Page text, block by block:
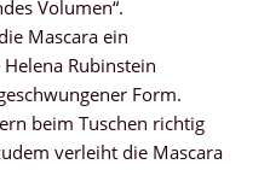
Volumen“.
Mascara ein
Rubinstein
Form.
beim Tuschen richtig
verleiht die Mascara